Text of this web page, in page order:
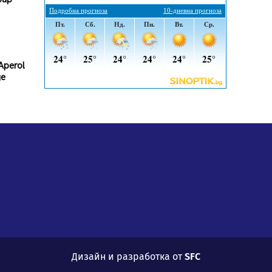
въглищните райони
05.08.2026, 14:57
Звезди от световна сцена в
Перник ще пеят на Пернишката
отчетния процес
Дизайн и разработка отSFC